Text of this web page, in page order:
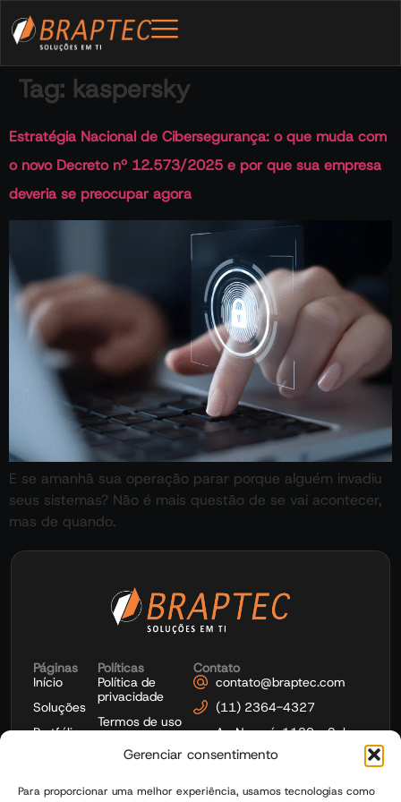
Gerenciar consentimento
Para proporcionar uma melhor experiência, usamos tecnologias como
Tag: kaspersky
Estratégia Nacional de Cibersegurança: o que muda com
o novo Decreto nº 12.573/2025 e por que sua empresa
deveria se preocupar agora
E se amanhã sua operação parar porque alguém invadiu
seus sistemas? Não é mais questão de se vai acontecer,
mas de quando.
Páginas
Início
Soluções
Portfólio
TI
Políticas
Política de
privacidade
Termos de uso
Contato
contato@braptec.com
(11) 2364-4327
Av. Nazaré, 1139 - Sala
1103 - Ipiranga - São
Paulo